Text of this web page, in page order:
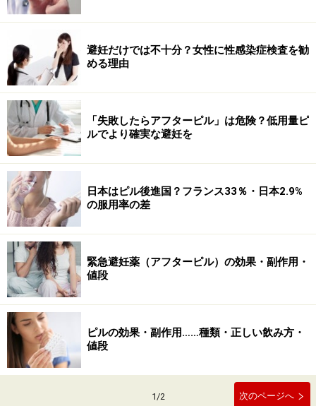
避妊だけでは不十分？女性に性感染症検査を勧
める理由
「失敗したらアフターピル」は危険？低用量ピ
ルでより確実な避妊を
日本はピル後進国？フランス33％・日本2.9%
の服用率の差
緊急避妊薬（アフターピル）の効果・副作用・
値段
ピルの効果・副作用……種類・正しい飲み方・
値段
1/2 次のページへ